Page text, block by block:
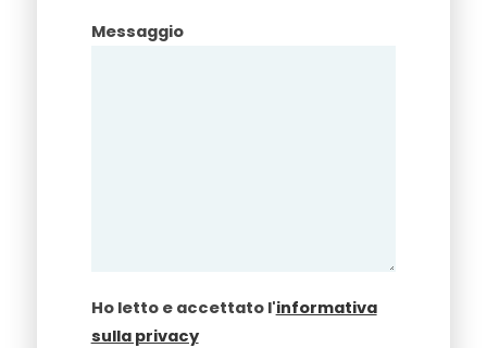
Messaggio
Ho letto e accettato l'informativa
sulla privacy